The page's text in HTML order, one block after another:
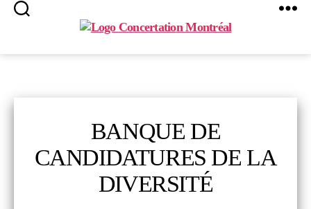
Montréal
BANQUE DE
CANDIDATURES DE LA
DIVERSITÉ